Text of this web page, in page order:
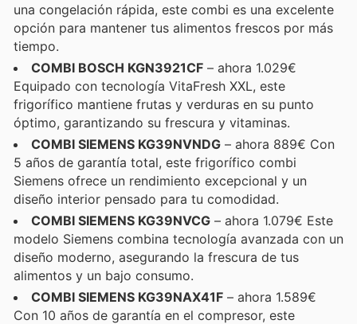
una congelación rápida, este combi es una excelente
opción para mantener tus alimentos frescos por más
tiempo.
COMBI BOSCH KGN3921CF – ahora 1.029€
Equipado con tecnología VitaFresh XXL, este
frigorífico mantiene frutas y verduras en su punto
óptimo, garantizando su frescura y vitaminas.
COMBI SIEMENS KG39NVNDG – ahora 889€ Con
5 años de garantía total, este frigorífico combi
Siemens ofrece un rendimiento excepcional y un
diseño interior pensado para tu comodidad.
COMBI SIEMENS KG39NVCG – ahora 1.079€ Este
modelo Siemens combina tecnología avanzada con un
diseño moderno, asegurando la frescura de tus
alimentos y un bajo consumo.
COMBI SIEMENS KG39NAX41F – ahora 1.589€
Con 10 años de garantía en el compresor, este